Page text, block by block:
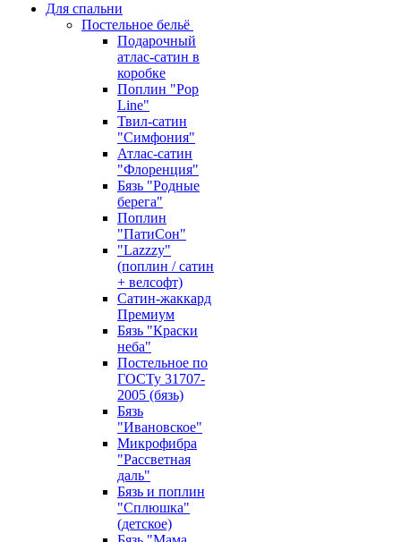
Для спальни
Постельное бельё
Подарочный
атлас-сатин в
коробке
Поплин "Pop
Line"
Твил-сатин
"Симфония"
Атлас-сатин
"Флоренция"
Бязь "Родные
берега"
Поплин
"ПатиСон"
"Lazzzy"
(поплин / сатин
+ велсофт)
Сатин-жаккард
Премиум
Бязь "Краски
неба"
Постельное по
ГОСТу 31707-
2005 (бязь)
Бязь
"Ивановское"
Микрофибра
"Рассветная
даль"
Бязь и поплин
"Сплюшка"
(детское)